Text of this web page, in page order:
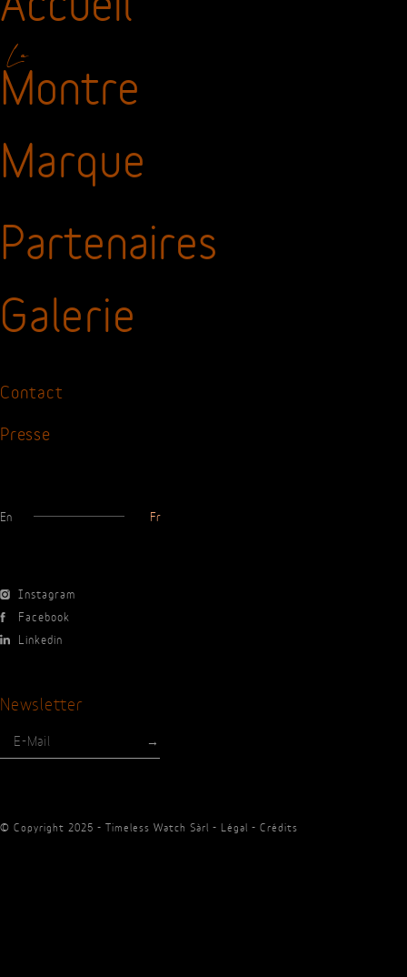
La
Montre
Marque
Partenaires
Galerie
Contact
Presse
En Fr
Instagram
Facebook
Linkedin
Newsletter
© Copyright 2025 - Timeless Watch Sàrl - Légal - Crédits